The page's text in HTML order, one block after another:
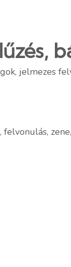
jelmezes